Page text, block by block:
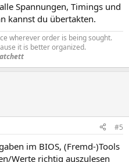
Spannungen, Timings und
kannst du übertakten.
wherever order is being sought.
it is better organized.
#5
im BIOS, (Fremd-)Tools
Werte richtig auszulesen